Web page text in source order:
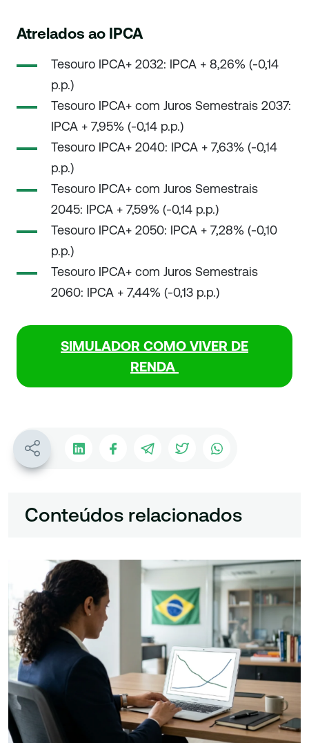
Atrelados ao IPCA
Tesouro IPCA+ 2032: IPCA + 8,26% (-0,14
p.p.)
Tesouro IPCA+ com Juros Semestrais 2037:
IPCA + 7,95% (-0,14 p.p.)
Tesouro IPCA+ 2040: IPCA + 7,63% (-0,14
p.p.)
Tesouro IPCA+ com Juros Semestrais
2045: IPCA + 7,59% (-0,14 p.p.)
Tesouro IPCA+ 2050: IPCA + 7,28% (-0,10
p.p.)
Tesouro IPCA+ com Juros Semestrais
2060: IPCA + 7,44% (-0,13 p.p.)
SIMULADOR COMO VIVER DE
RENDA
Conteúdos relacionados